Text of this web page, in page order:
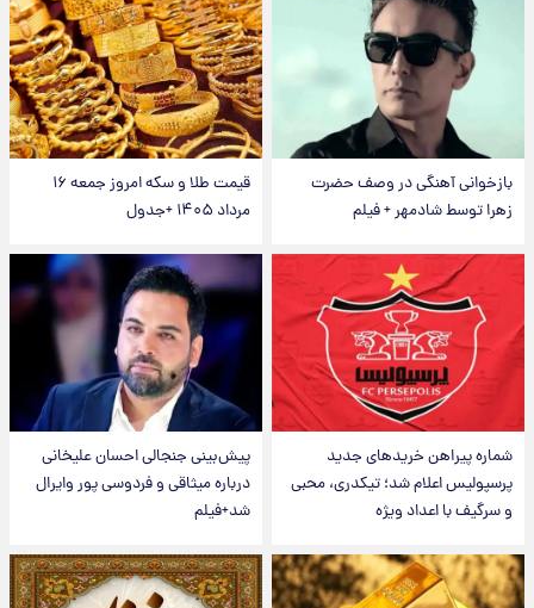
بازخوانی آهنگی در وصف حضرت
زهرا توسط شادمهر + فیلم
قیمت طلا و سکه امروز جمعه ۱۶
مرداد ۱۴۰۵ +جدول
شماره پیراهن خریدهای جدید
پرسپولیس اعلام شد؛ تیکدری، محبی
و سرگیف با اعداد ویژه
پیش‌بینی جنجالی احسان علیخانی
درباره میثاقی و فردوسی پور وایرال
شد+فیلم